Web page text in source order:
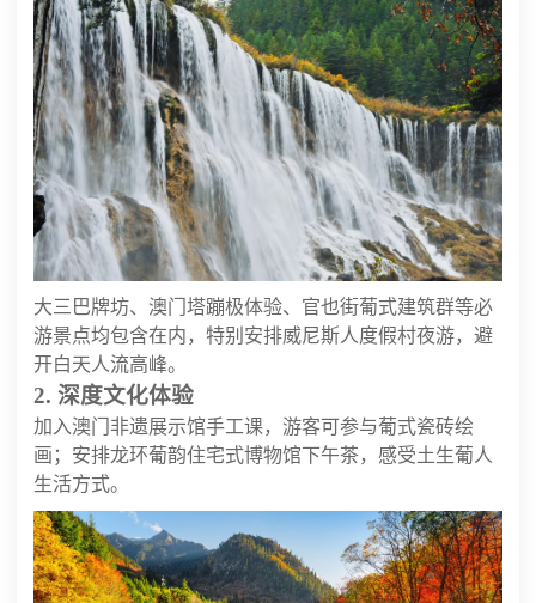
大三巴牌坊、澳门塔蹦极体验、官也街葡式建筑群等必
游景点均包含在内，特别安排威尼斯人度假村夜游，避
开白天人流高峰。
2. 深度文化体验
加入澳门非遗展示馆手工课，游客可参与葡式瓷砖绘
画；安排龙环葡韵住宅式博物馆下午茶，感受土生葡人
生活方式。